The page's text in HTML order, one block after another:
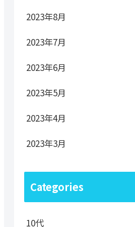
2023年8月
2023年7月
2023年6月
2023年5月
2023年4月
2023年3月
Categories
10代